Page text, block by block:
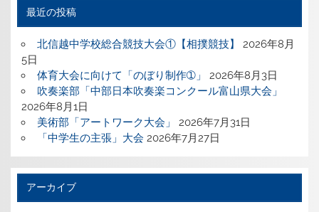
最近の投稿
北信越中学校総合競技大会①【相撲競技】
2026年8月
5日
体育大会に向けて「のぼり制作➀」
2026年8月3日
吹奏楽部「中部日本吹奏楽コンクール富山県大会」
2026年8月1日
美術部「アートワーク大会」
2026年7月31日
「中学生の主張」大会 2026年7月27日
アーカイブ